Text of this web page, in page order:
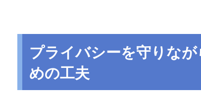
プライバシーを守りな
めの工夫